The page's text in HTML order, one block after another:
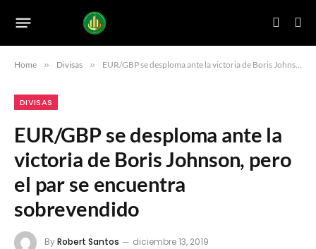
Home » Divisas » EUR/GBP se desploma ante la victoria de Boris Johnson, pero el par se encuentra sobrevendido
DIVISAS
EUR/GBP se desploma ante la
victoria de Boris Johnson, pero
el par se encuentra
sobrevendido
ByRobert Santos
diciembre 13, 2019